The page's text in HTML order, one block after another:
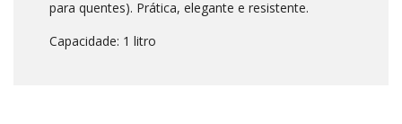
para quentes). Prática, elegante e resistente.
Capacidade: 1 litro